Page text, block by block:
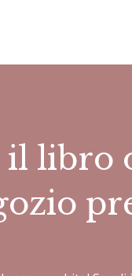
il libro